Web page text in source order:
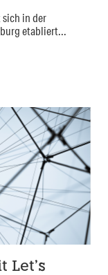
sich in der
etabliert...
Let’s